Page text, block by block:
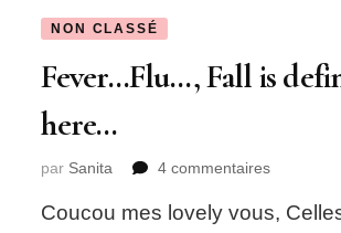
NON CLASSÉ
Fever…Flu…, Fall is
here…
par Sanita 4 commentairessur
Flu…,
Coucou mes lovely vous,